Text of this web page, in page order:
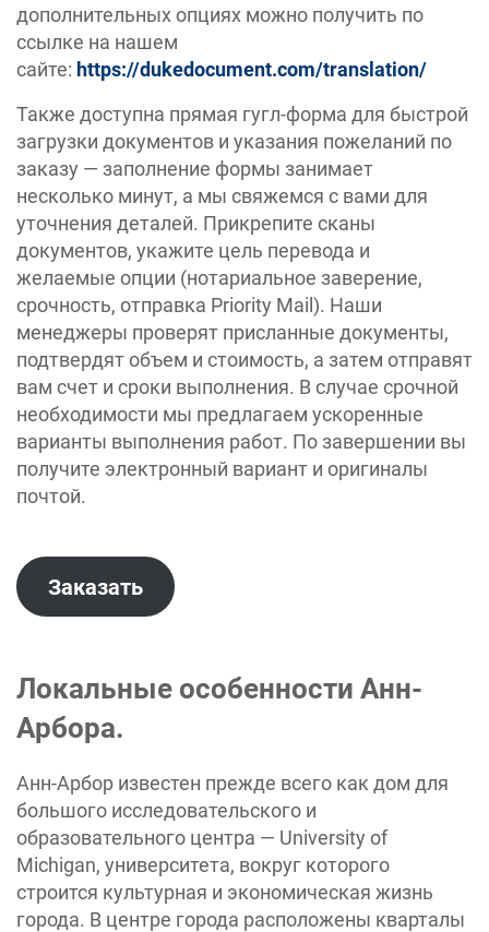
дополнительных опциях можно получить по
ссылке на нашем
сайте: https://dukedocument.com/translation/
Также доступна прямая гугл-форма для быстрой
загрузки документов и указания пожеланий по
заказу — заполнение формы занимает
несколько минут, а мы свяжемся с вами для
уточнения деталей. Прикрепите сканы
документов, укажите цель перевода и
желаемые опции (нотариальное заверение,
срочность, отправка Priority Mail). Наши
менеджеры проверят присланные документы,
подтвердят объем и стоимость, а затем отправят
вам счет и сроки выполнения. В случае срочной
необходимости мы предлагаем ускоренные
варианты выполнения работ. По завершении вы
получите электронный вариант и оригиналы
почтой.
Заказать
Локальные особенности Анн-
Арбора.
Анн-Арбор известен прежде всего как дом для
большого исследовательского и
образовательного центра — University of
Michigan, университета, вокруг которого
строится культурная и экономическая жизнь
города. В центре города расположены кварталы